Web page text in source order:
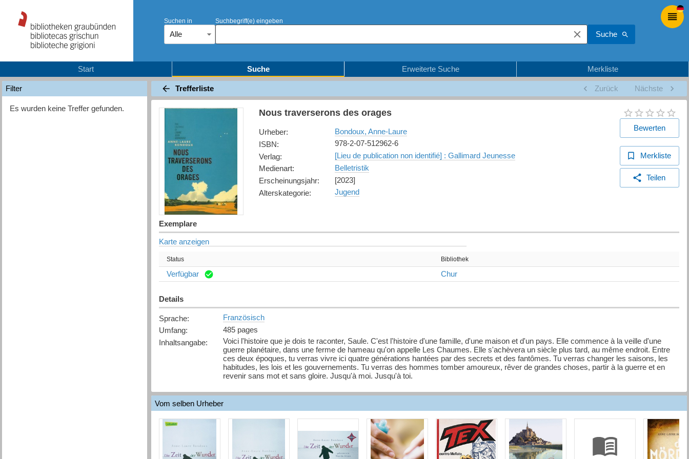
Suchen in
Alle
Suchbegriff(e) eingeben
Suche
Start Suche Erweiterte Suche Merkliste
Filter
Es wurden keine Treffer gefunden.
Trefferliste Zurück Nächste
Nous traverserons des orages
Urheber:
Bondoux, Anne-Laure
ISBN:
978-2-07-512962-6
Verlag:
[Lieu de publication non identifié] : Gallimard Jeunesse
Medienart:
Belletristik
Erscheinungsjahr:
[2023]
Alterskategorie: Jugend
Bewerten
Merkliste
Teilen
Exemplare
Karte anzeigen
Status Bibliothek
Verfügbar Chur
Details
Sprache:
Französisch
Umfang:
485 pages
Inhaltsangabe:
Voici l'histoire que je dois te raconter, Saule. C'est l'histoire d'une famille, d'une maison et d'un pays. Elle commence à la veille d'une
guerre planétaire, dans une ferme de hameau qu'on appelle Les Chaumes. Elle s'achèvera un siècle plus tard, au même endroit. Entre
ces deux époques, tu verras vivre ici quatre générations hantées par des secrets et des fantômes. Tu verras changer les saisons, les
habitudes, les lois et les gouvernements. Tu verras des hommes tomber amoureux, rêver de grandes choses, partir à la guerre et en
revenir sans mot et sans gloire. Jusqu'à moi. Jusqu'à toi.
Vom selben Urheber